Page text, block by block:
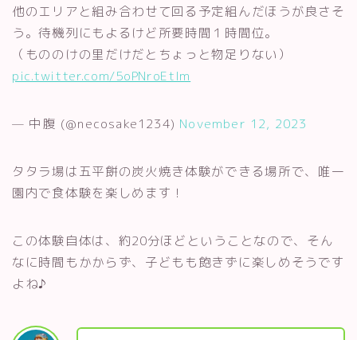
他のエリアと組み合わせて回る予定組んだほうが良さそ
う。待機列にもよるけど所要時間１時間位。
（もののけの里だけだとちょっと物足りない）
pic.twitter.com/5oPNroEtlm
— 中腹 (@necosake1234) November 12, 2023
タタラ場は五平餅の炭火焼き体験ができる場所で、唯一
園内で食体験を楽しめます！
この体験自体は、約20分ほどということなので、そん
なに時間もかからず、子どもも飽きずに楽しめそうです
よね♪